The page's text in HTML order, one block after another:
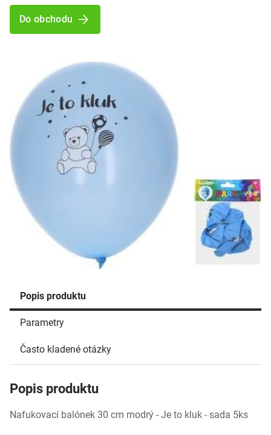
Popis produktu
Parametry
Často kladené otázky
Popis produktu
Nafukovací balónek 30 cm modrý - Je to kluk - sada 5ks
Do obchodu